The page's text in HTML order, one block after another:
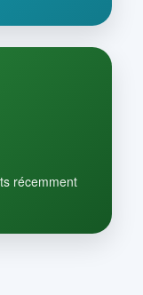
récemment